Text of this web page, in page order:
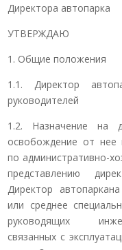
Директора автопарка
УТВЕРЖДАЮ
1. Общие положения
1.1. Директор
руководителей
1.2. Назначение на
освобождение от нее
по административно-
представлению
Директор
или среднее
руководящих
связанных с